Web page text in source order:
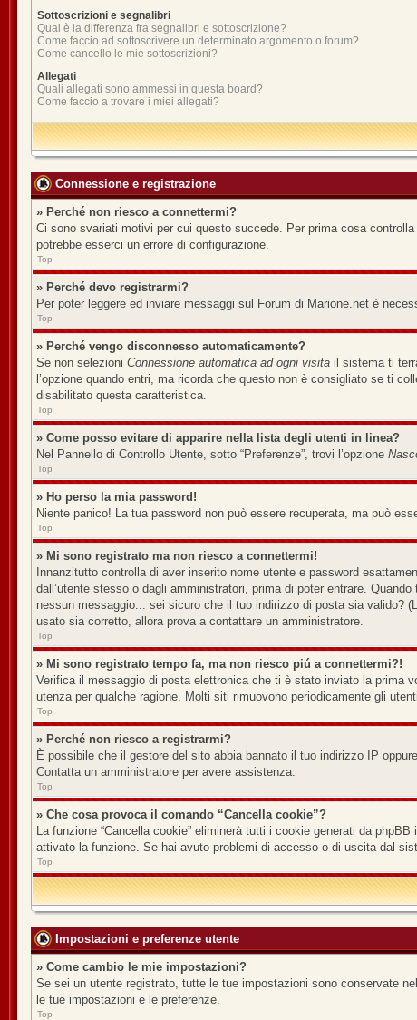
Sottoscrizioni e segnalibri
Qual è la differenza fra segnalibri e sottoscrizione?
Come faccio ad sottoscrivere un determinato argomento o forum?
Come cancello le mie sottoscrizioni?
Allegati
Quali allegati sono ammessi in questa board?
Come faccio a trovare i miei allegati?
Connessione e registrazione
» Perché non riesco a connettermi?
Ci sono svariati motivi per cui questo succede. Per prima cosa
potrebbe esserci un errore di configurazione.
Top
» Perché devo registrarmi?
Per poter leggere ed inviare messaggi sul Forum di Marione.net è
Top
» Perché vengo disconnesso automaticamente?
Se non selezioni Connessione automatica ad ogni visita il sistema ti
l’opzione quando entri, ma ricorda che questo non è consigliato se ti
disabilitato questa caratteristica.
Top
» Come posso evitare di apparire nella lista degli utenti in linea?
Nel Pannello di Controllo Utente, sotto “Preferenze”, trovi l’opzione
Top
» Ho perso la mia password!
Niente panico! La tua password non può essere recuperata, ma può
Top
» Mi sono registrato ma non riesco a connettermi!
Innanzitutto controlla di aver inserito nome utente e password
dall’utente stesso o dagli amministratori, prima di poter entrare.
nessun messaggio... sei sicuro che il tuo indirizzo di posta sia valido?
usato sia corretto, allora prova a contattare un amministratore.
Top
» Mi sono registrato tempo fa, ma non riesco piú a connettermi?!
Verifica il messaggio di posta elettronica che ti è stato inviato la prima
utenza per qualche ragione. Molti siti rimuovono periodicamente gli
Top
» Perché non riesco a registrarmi?
È possibile che il gestore del sito abbia bannato il tuo indirizzo IP
Contatta un amministratore per avere assistenza.
Top
» Che cosa provoca il comando “Cancella cookie”?
La funzione “Cancella cookie” eliminerà tutti i cookie generati da
attivato la funzione. Se hai avuto problemi di accesso o di uscita dal
Top
Impostazioni e preferenze utente
» Come cambio le mie impostazioni?
Se sei un utente registrato, tutte le tue impostazioni sono conservate
le tue impostazioni e le preferenze.
Top